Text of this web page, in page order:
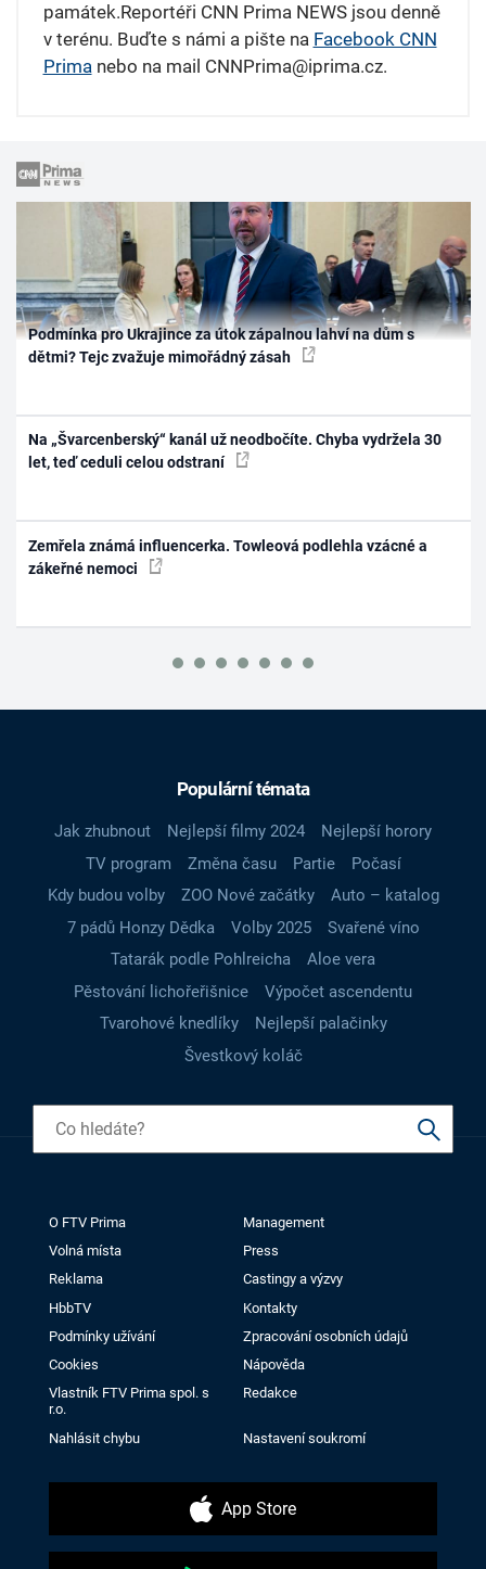
památek.Reportéři CNN Prima NEWS jsou denně
v terénu. Buďte s námi a pište na Facebook CNN
Primanebo na mail CNNPrima@iprima.cz.
Podmínka pro Ukrajince za útok zápalnou lahví na dům s
dětmi? Tejc zvažuje mimořádný zásah
Na „Švarcenberský“ kanál už neodbočíte. Chyba vydržela 30
let, teď ceduli celou odstraní
Zemřela známá influencerka. Towleová podlehla vzácné a
zákeřné nemoci
Populární témata
Jak zhubnout Nejlepší filmy 2024
Nejlepší horory
TV program
Změna času Partie
Počasí
Kdy budou volby
ZOO Nové začátky
Auto – katalog
7 pádů Honzy Dědka
Volby 2025
Svařené víno
Tatarák podle Pohlreicha
Aloe vera
Pěstování lichořeřišnice
Výpočet ascendentu
Tvarohové knedlíky
Nejlepší palačinky
Švestkový koláč
O FTV Prima
Management
Volná místa
Press
Reklama
Castingy a výzvy
HbbTV
Kontakty
Podmínky užívání
Zpracování osobních údajů
Cookies
Nápověda
Vlastník FTV Prima spol. s
r.o.
Redakce
Nahlásit chybu Nastavení soukromí
App Store